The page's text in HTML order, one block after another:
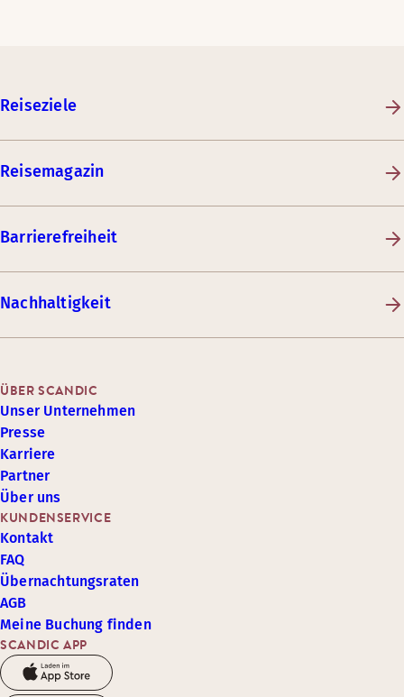
Reiseziele
Reisemagazin
Barrierefreiheit
Nachhaltigkeit
SCANDIC APP
KUNDENSERVICE
Kontakt
FAQ
Übernachtungsraten
AGB
Meine Buchung finden
ÜBER SCANDIC
Unser Unternehmen
Presse
Karriere
Partner
Über uns